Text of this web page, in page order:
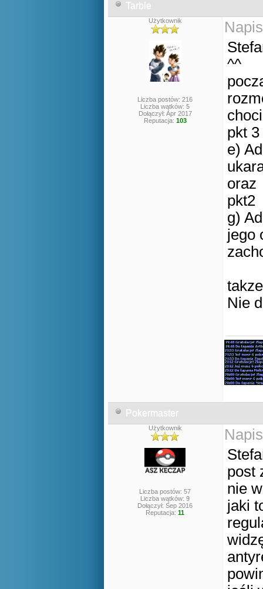
Tarble
Użytkownik
Liczba postów: 216
Liczba wątków: 5
Dołączył: Apr 2017
Reputacja: 103
^^
pkt 3
e)
oraz
pkt2
g)
jego
Nie
Pokermaster
Użytkownik
Liczba postów: 57
Liczba wątków: 9
Dołączył: Sep 2016
Reputacja: 11
post
nie
jaki